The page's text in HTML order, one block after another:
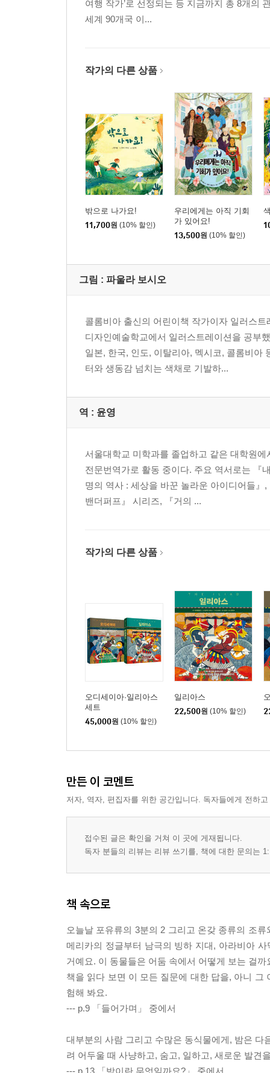
여행 작가’로 선정되는 등 지금까지 총 8개의
세계 90개국 이...
작가의 다른 상품
밖으로 나가요!
11,700원 (10% 할인)
우리에게는 아직 기회
가 있어요!
13,500원 (10% 할인)
그림 : 파울라 보시오
콜롬비아 출신의 어린이책 작가이자 일러스
디자인예술학교에서 일러스트레이션을 공부
일본, 한국, 인도, 이탈리아, 멕시코, 콜롬비아
터와 생동감 넘치는 색채로 기발하...
역 : 윤영
서울대학교 미학과를 졸업하고 같은 대학원
전문번역가로 활동 중이다. 주요 역서로는 『
명의 역사 : 세상을 바꾼 놀라운 아이디어들
밴더퍼프』 시리즈, 『거의 ...
작가의 다른 상품
오디세이아·일리아스
세트
45,000원 (10% 할인)
일리아스
22,500원 (10% 할인)
만든 이 코멘트
저자, 역자, 편집자를 위한 공간입니다. 독자들에게 전하
접수된 글은 확인을 거쳐 이 곳에 게재됩니다.
독자 분들의 리뷰는 리뷰 쓰기를, 책에 대한 문의는
책 속으로
오늘날 포유류의 3분의 2 그리고 온갖 종류의 조
메리카의 정글부터 남극의 빙하 지대, 아라비아
거예요. 이 동물들은 어둠 속에서 어떻게 보는 걸
책을 읽다 보면 이 모든 질문에 대한 답을, 아니
험해 봐요.
--- p.9 「들어가며」 중에서
대부분의 사람 그리고 수많은 동식물에게, 밤은
려 어두울 때 사냥하고, 숨고, 일하고, 새로운 발견
--- p.13 「밤이란 무엇일까요?」 중에서